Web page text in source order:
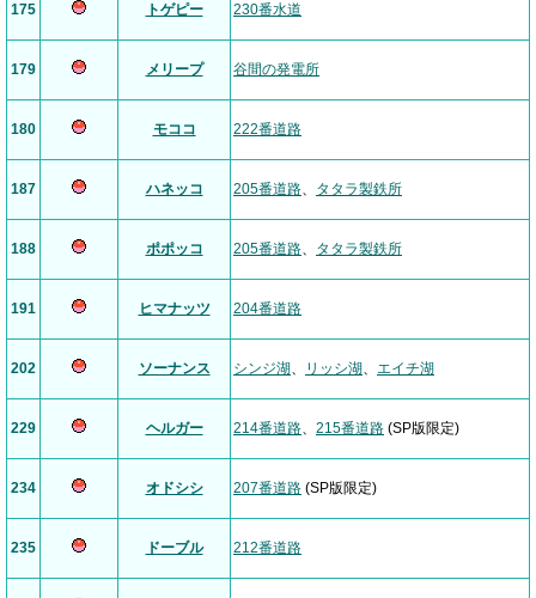
175 トゲピー 230番水道
179 メリープ 谷間の発電所
180 モココ 222番道路
187 ハネッコ 205番道路、 タタラ製鉄所
188 ポポッコ 205番道路、 タタラ製鉄所
191 ヒマナッツ 204番道路
202 ソーナンス シンジ湖、 リッシ湖、 エイチ湖
229 ヘルガー 214番道路、 215番道路 (SP版限定)
234 オドシシ 207番道路 (SP版限定)
235 ドーブル 212番道路